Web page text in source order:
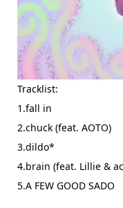
Tracklist:
1.fall in
2.chuck (feat. AOTO)
3.dildo*
4.brain (feat. Lillie &
5.A FEW GOOD SADO